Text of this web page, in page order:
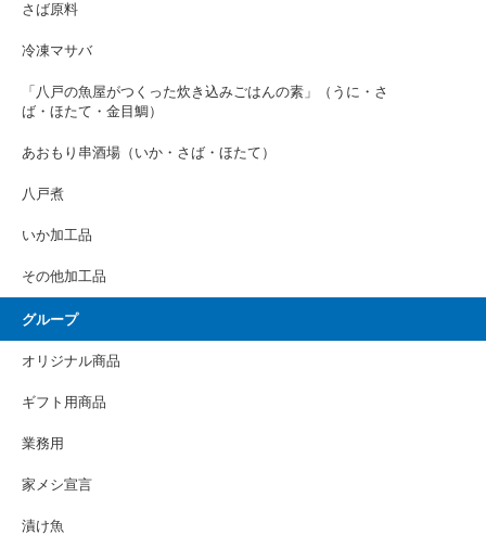
さば原料
冷凍マサバ
「八戸の魚屋がつくった炊き込みごはんの素」（うに・さ
ば・ほたて・金目鯛）
あおもり串酒場（いか・さば・ほたて）
八戸煮
いか加工品
その他加工品
グループ
オリジナル商品
ギフト用商品
業務用
家メシ宣言
漬け魚